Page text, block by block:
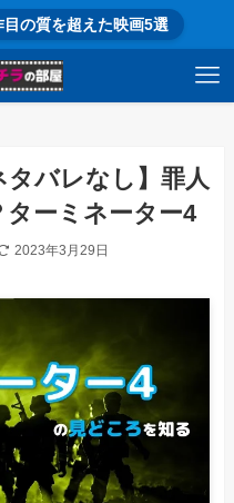
の質を超えた映画5選
タバレなし】罪人
ーミネーター4
2023年3月29日